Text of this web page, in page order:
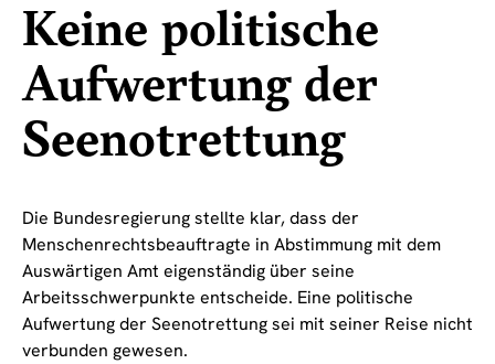
Keine politische
Aufwertung der
Seenotrettung
Die Bundesregierung stellte klar, dass der
Menschenrechtsbeauftragte in Abstimmung mit dem
Auswärtigen Amt eigenständig über seine
Arbeitsschwerpunkte entscheide. Eine politische
Aufwertung der Seenotrettung sei mit seiner Reise nicht
verbunden gewesen.